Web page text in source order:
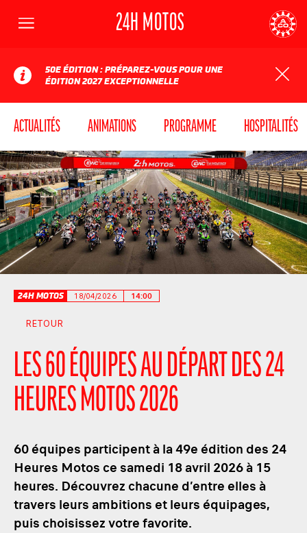
50E ÉDITION : PRÉPAREZ-VOUS POUR UNE
ÉDITION 2027 EXCEPTIONNELLE
ACTUALITÉS ANIMATIONS PROGRAMME HOSPITALITÉS
Menu 24H MOTOS
AUTOMOBILE CLUB DE L'OUEST 24
24H MOTOS 18/04/2026 14:00
RETOUR
LES 60 ÉQUIPES AU DÉPART DES 24
HEURES MOTOS 2026
60 équipes participent à la 49e édition des 24
Heures Motos ce samedi 18 avril 2026 à 15
heures. Découvrez chacune d’entre elles à
travers leurs ambitions et leurs équipages,
puis choisissez votre favorite.